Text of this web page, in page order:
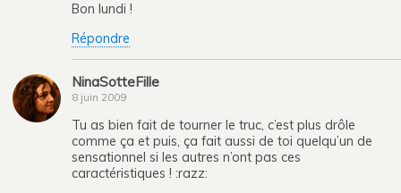
Bon lundi !
Répondre
NinaSotteFille
8 juin 2009
Tu as bien fait de tourner le truc, c’est plus drôle
comme ça et puis, ça fait aussi de toi quelqu’un de
sensationnel si les autres n’ont pas ces
caractéristiques ! :razz: